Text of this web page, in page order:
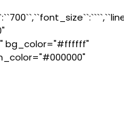
bg_color="#ffffff"